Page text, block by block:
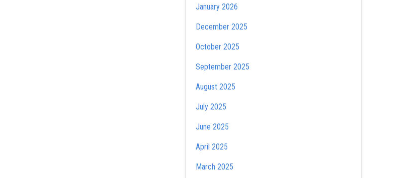
January 2026
December 2025
October 2025
September 2025
August 2025
July 2025
June 2025
April 2025
March 2025